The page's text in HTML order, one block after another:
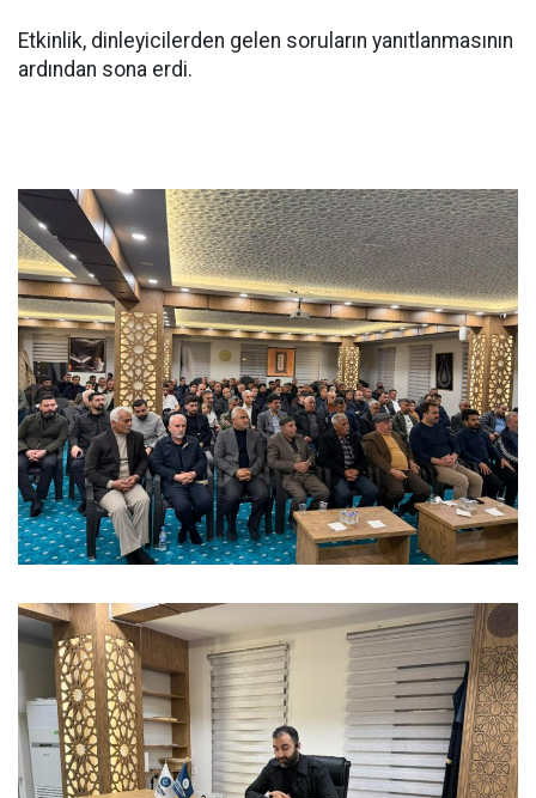
Etkinlik, dinleyicilerden gelen soruların yanıtlanmasının
ardından sona erdi.